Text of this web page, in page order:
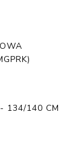
134/140 CM